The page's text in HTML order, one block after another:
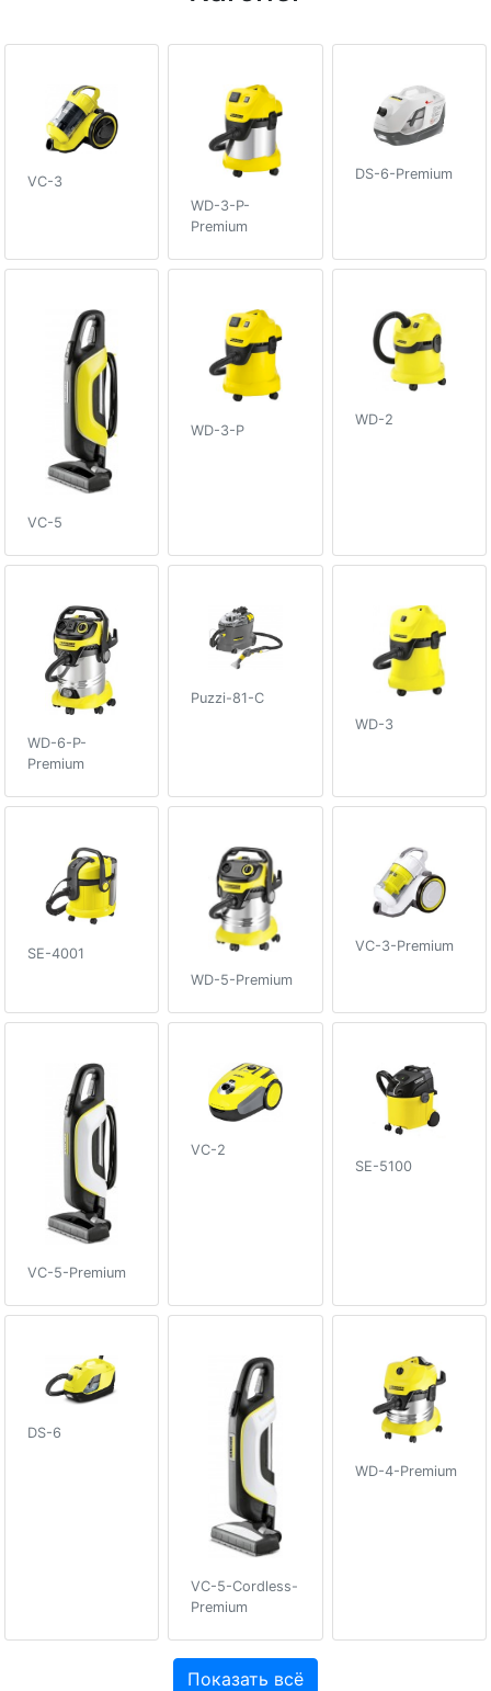
VC-3
WD-3-P-
Premium
DS-6-Premium
VC-5
WD-3-P
WD-2
WD-6-P-
Premium
Puzzi-81-C
WD-3
SE-4001
WD-5-Premium
VC-3-Premium
VC-5-Premium
VC-2
SE-5100
DS-6
VC-5-Cordless-
Premium
WD-4-Premium
Показать всё